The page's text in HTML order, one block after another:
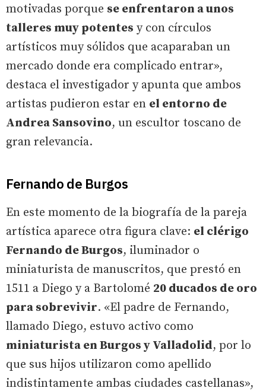
motivadas porque se enfrentaron a unos
talleres muy potentes y con círculos
artísticos muy sólidos que acaparaban un
mercado donde era complicado entrar»,
destaca el investigador y apunta que ambos
artistas pudieron estar en el entorno de
Andrea Sansovino, un escultor toscano de
gran relevancia.
Fernando de Burgos
En este momento de la biografía de la pareja
artística aparece otra figura clave: el clérigo
Fernando de Burgos, iluminador o
miniaturista de manuscritos, que prestó en
1511 a Diego y a Bartolomé 20 ducados de oro
para sobrevivir. «El padre de Fernando,
llamado Diego, estuvo activo como
miniaturista en Burgos y Valladolid, por lo
que sus hijos utilizaron como apellido
indistintamente ambas ciudades castellanas»,